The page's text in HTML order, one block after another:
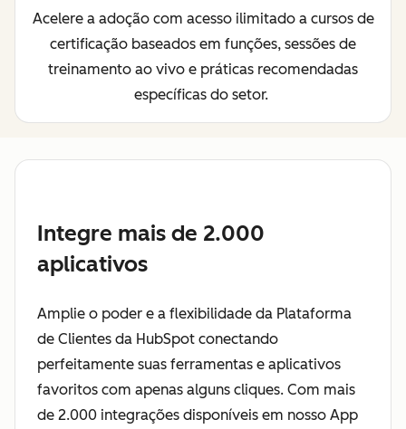
Acelere a adoção com acesso ilimitado a cursos de
certificação baseados em funções, sessões de
treinamento ao vivo e práticas recomendadas
específicas do setor.
Integre mais de 2.000
aplicativos
Amplie o poder e a flexibilidade da Plataforma
de Clientes da HubSpot conectando
perfeitamente suas ferramentas e aplicativos
favoritos com apenas alguns cliques. Com mais
de 2.000 integrações disponíveis em nosso App